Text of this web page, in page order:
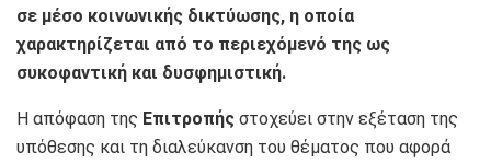
σε μέσο κοινωνικής δικτύωσης, η οποία
χαρακτηρίζεται από το περιεχόμενό της ως
συκοφαντική και δυσφημιστική.
Η απόφαση της Επιτροπής στοχεύει στην εξέταση της
υπόθεσης και τη διαλεύκανση του θέματος που αφορά